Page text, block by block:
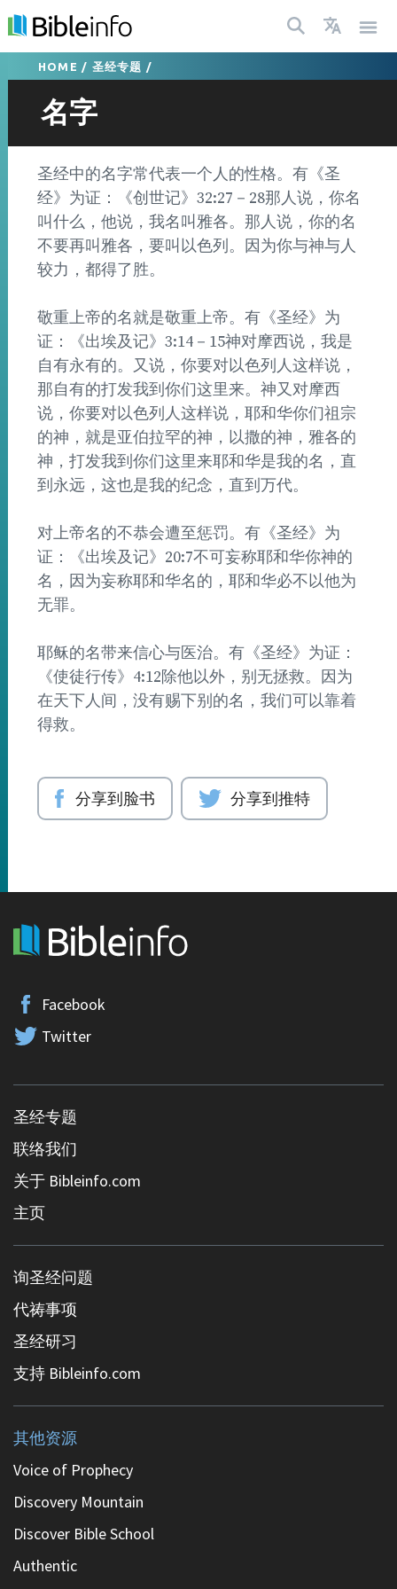
HOME / 圣经专题 /
名字
圣经中的名字常代表一个人的性格。有《圣
经》为证：《创世记》32:27－28那人说，你名
叫什么，他说，我名叫雅各。那人说，你的名
不要再叫雅各，要叫以色列。因为你与神与人
较力，都得了胜。
敬重上帝的名就是敬重上帝。有《圣经》为
证：《出埃及记》3:14－15神对摩西说，我是
自有永有的。又说，你要对以色列人这样说，
那自有的打发我到你们这里来。神又对摩西
说，你要对以色列人这样说，耶和华你们祖宗
的神，就是亚伯拉罕的神，以撒的神，雅各的
神，打发我到你们这里来耶和华是我的名，直
到永远，这也是我的纪念，直到万代。
对上帝名的不恭会遭至惩罚。有《圣经》为
证：《出埃及记》20:7不可妄称耶和华你神的
名，因为妄称耶和华名的，耶和华必不以他为
无罪。
耶稣的名带来信心与医治。有《圣经》为证：
《使徒行传》4:12除他以外，别无拯救。因为
在天下人间，没有赐下别的名，我们可以靠着
得救。
分享到脸书 分享到推特
Facebook
Twitter
圣经专题
联络我们
关于 Bibleinfo.com
主页
询圣经问题
代祷事项
圣经研习
支持 Bibleinfo.com
其他资源
Voice of Prophecy
Discovery Mountain
Discover Bible School
Authentic